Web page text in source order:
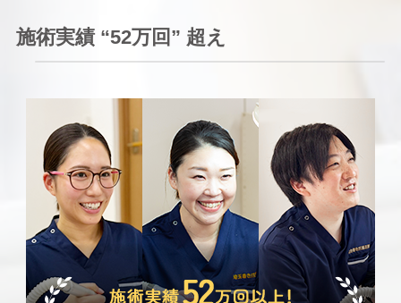
施術実績 “52万回” 超え